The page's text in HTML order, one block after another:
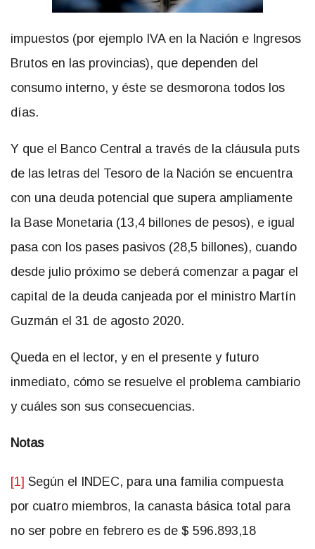
impuestos (por ejemplo IVA en la Nación e Ingresos
Brutos en las provincias), que dependen del
consumo interno, y éste se desmorona todos los
días.
Y que el Banco Central a través de la cláusula puts
de las letras del Tesoro de la Nación se encuentra
con una deuda potencial que supera ampliamente
la Base Monetaria (13,4 billones de pesos), e igual
pasa con los pases pasivos (28,5 billones), cuando
desde julio próximo se deberá comenzar a pagar el
capital de la deuda canjeada por el ministro Martín
Guzmán el 31 de agosto 2020.
Queda en el lector, y en el presente y futuro
inmediato, cómo se resuelve el problema cambiario
y cuáles son sus consecuencias.
Notas
[1] Según el INDEC, para una familia compuesta
por cuatro miembros, la canasta básica total para
no ser pobre en febrero es de $ 596.893,18